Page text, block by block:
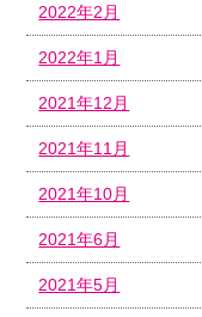
2022年2月
2022年1月
2021年12月
2021年11月
2021年10月
2021年6月
2021年5月